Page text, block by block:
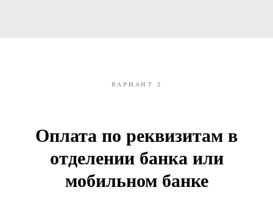
ВАРИАНТ 2
Оплата по реквизитам в
отделении банка или
мобильном банке